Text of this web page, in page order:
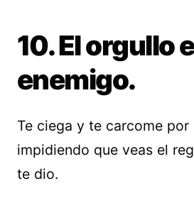
10. El orgullo
enemigo.
Te ciega y te carcome por
impidiendo que veas el
te dio.